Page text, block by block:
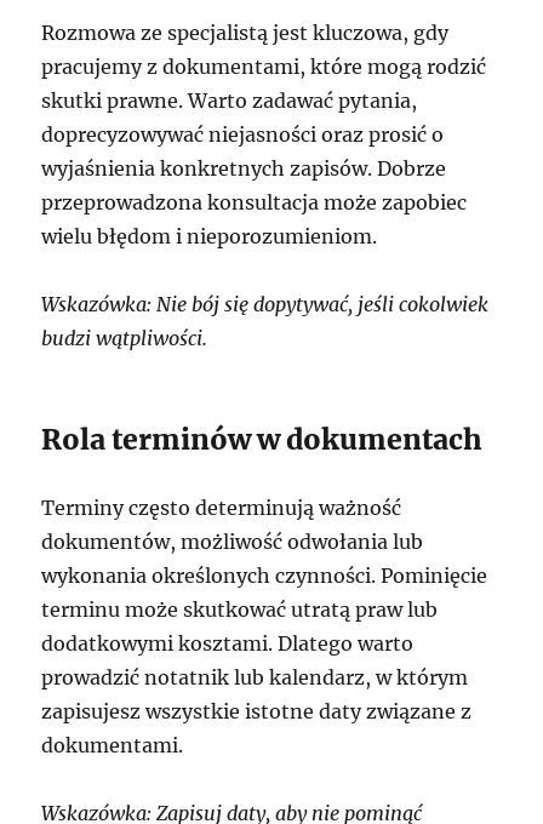
Rozmowa ze specjalistą jest kluczowa, gdy
pracujemy z dokumentami, które mogą rodzić
skutki prawne. Warto zadawać pytania,
doprecyzowywać niejasności oraz prosić o
wyjaśnienia konkretnych zapisów. Dobrze
przeprowadzona konsultacja może zapobiec
wielu błędom i nieporozumieniom.
Wskazówka: Nie bój się dopytywać, jeśli cokolwiek
budzi wątpliwości.
Rola terminów w dokumentach
Terminy często determinują ważność
dokumentów, możliwość odwołania lub
wykonania określonych czynności. Pominięcie
terminu może skutkować utratą praw lub
dodatkowymi kosztami. Dlatego warto
prowadzić notatnik lub kalendarz, w którym
zapisujesz wszystkie istotne daty związane z
dokumentami.
Wskazówka: Zapisuj daty, aby nie pominąć